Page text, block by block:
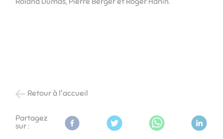
Retour à l'accueil
Partagez
sur :